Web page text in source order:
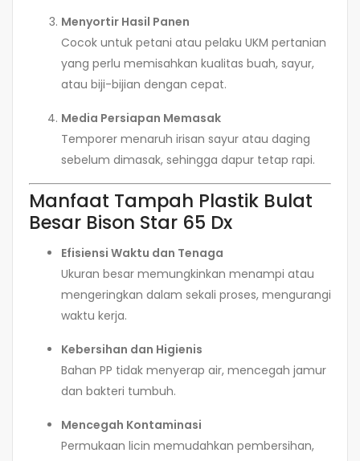
Menyortir Hasil Panen
Cocok untuk petani atau pelaku UKM pertanian
yang perlu memisahkan kualitas buah, sayur,
atau biji-bijian dengan cepat.
Media Persiapan Memasak
Temporer menaruh irisan sayur atau daging
sebelum dimasak, sehingga dapur tetap rapi.
Manfaat Tampah Plastik Bulat
Besar Bison Star 65 Dx
Efisiensi Waktu dan Tenaga
Ukuran besar memungkinkan menampi atau
mengeringkan dalam sekali proses, mengurangi
waktu kerja.
Kebersihan dan Higienis
Bahan PP tidak menyerap air, mencegah jamur
dan bakteri tumbuh.
Mencegah Kontaminasi
Permukaan licin memudahkan pembersihan,